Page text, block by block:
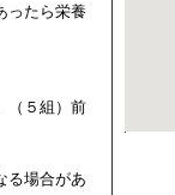
ったら栄養
（５組）前
る場合があ